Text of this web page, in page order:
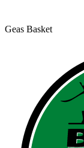
Geas Basket